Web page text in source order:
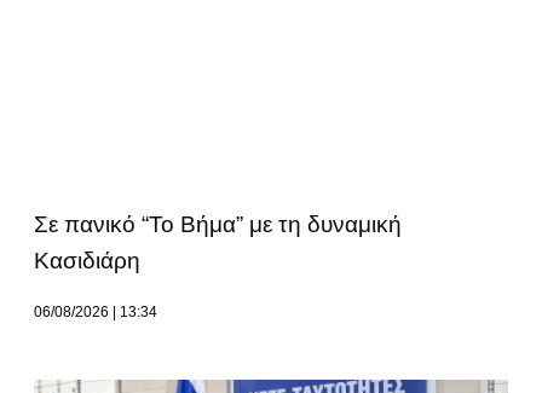
Σε πανικό “Το Βήμα” με τη δυναμική
Κασιδιάρη
06/08/2026 13:34